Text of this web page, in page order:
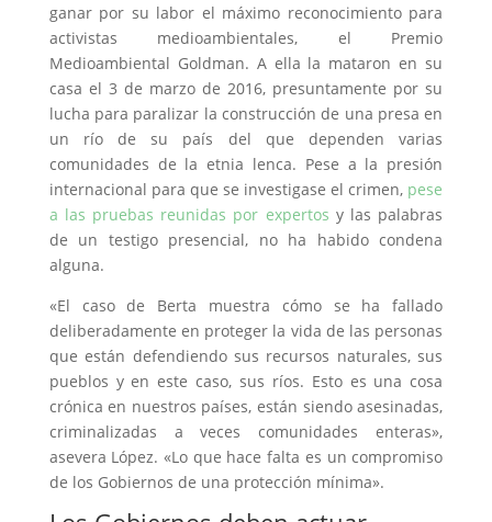
ganar por su labor el máximo reconocimiento para
activistas medioambientales, el Premio
Medioambiental Goldman. A ella la mataron en su
casa el 3 de marzo de 2016, presuntamente por su
lucha para paralizar la construcción de una presa en
un río de su país del que dependen varias
comunidades de la etnia lenca. Pese a la presión
internacional para que se investigase el crimen, pese
a las pruebas reunidas por expertos y las palabras
de un testigo presencial, no ha habido condena
alguna.
«El caso de Berta muestra cómo se ha fallado
deliberadamente en proteger la vida de las personas
que están defendiendo sus recursos naturales, sus
pueblos y en este caso, sus ríos. Esto es una cosa
crónica en nuestros países, están siendo asesinadas,
criminalizadas a veces comunidades enteras»,
asevera López. «Lo que hace falta es un compromiso
de los Gobiernos de una protección mínima».